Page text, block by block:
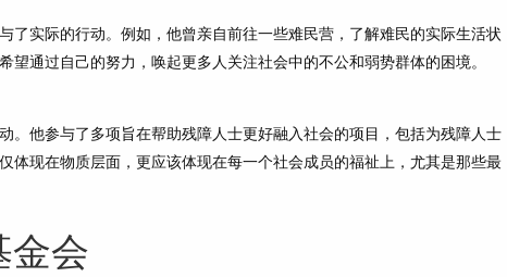
了实际的行动。例如，他曾亲自前往一些难民营，了解难民的实际生活状
通过自己的努力，唤起更多人关注社会中的不公和弱势群体的困境。
。他参与了多项旨在帮助残障人士更好融入社会的项目，包括为残障人士
体现在物质层面，更应该体现在每一个社会成员的福祉上，尤其是那些最
金会